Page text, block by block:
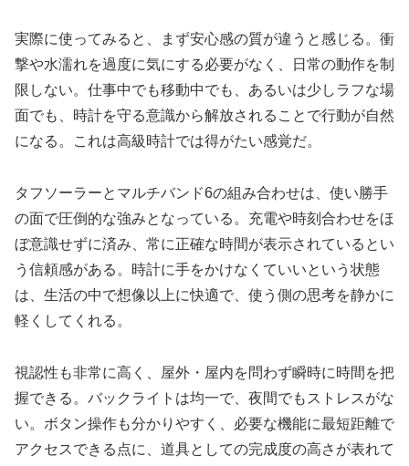
実際に使ってみると、まず安心感の質が違うと感じる。衝
撃や水濡れを過度に気にする必要がなく、日常の動作を制
限しない。仕事中でも移動中でも、あるいは少しラフな場
面でも、時計を守る意識から解放されることで行動が自然
になる。これは高級時計では得がたい感覚だ。
タフソーラーとマルチバンド6の組み合わせは、使い勝手
の面で圧倒的な強みとなっている。充電や時刻合わせをほ
ぼ意識せずに済み、常に正確な時間が表示されているとい
う信頼感がある。時計に手をかけなくていいという状態
は、生活の中で想像以上に快適で、使う側の思考を静かに
軽くしてくれる。
視認性も非常に高く、屋外・屋内を問わず瞬時に時間を把
握できる。バックライトは均一で、夜間でもストレスがな
い。ボタン操作も分かりやすく、必要な機能に最短距離で
アクセスできる点に、道具としての完成度の高さが表れて